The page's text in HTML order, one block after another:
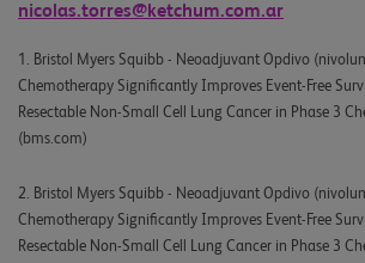
nicolas.torres@ketchum.com.ar
1. Bristol Myers Squibb - Neoadjuvant Opdivo
Chemotherapy Significantly Improves Event-Free
Resectable Non-Small Cell Lung Cancer in Phase 3
(bms.com)
2. Bristol Myers Squibb - Neoadjuvant Opdivo
Chemotherapy Significantly Improves Event-Free
Resectable Non-Small Cell Lung Cancer in Phase 3